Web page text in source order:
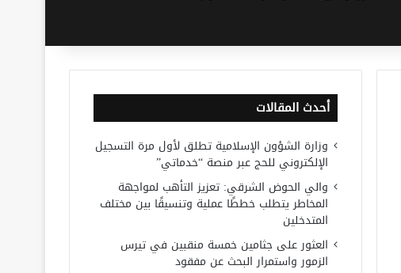
أحدث المقالات
وزارة الشؤون الإسلامية تطلق لأول مرة التسجيل
الإلكتروني للحج عبر منصة “خدماتي”
والي الحوض الشرقي: تعزيز التأهب لمواجهة
المخاطر يتطلب خططًا عملية وتنسيقًا بين مختلف
المتدخلين
العثور على جثامين خمسة منقبين في تيرس
الزمور واستمرار البحث عن مفقود